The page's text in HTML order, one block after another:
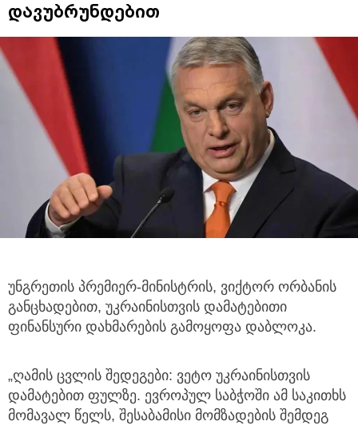
დავუბრუნდებით
უნგრეთის პრემიერ-მინისტრის, ვიქტორ ორბანის
განცხადებით, უკრაინისთვის დამატებითი
ფინანსური დახმარების გამოყოფა დაბლოკა.
„ღამის ცვლის შედეგები: ვეტო უკრაინისთვის
დამატებით ფულზე. ევროპულ საბჭოში ამ საკითხს
მომავალ წელს, შესაბამისი მომზადების შემდეგ